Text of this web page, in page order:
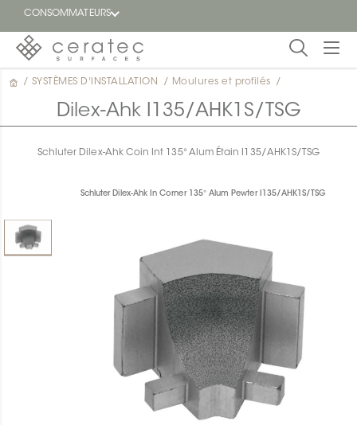
CONSOMMATEURS
En
vedette
un
/ SYSTÈMES D'INSTALLATION / Moulures et profilés /
Dilex-Ahk I135/AHK1S/TSG
Schluter Dilex-Ahk Coin Int 135° Alum Étain I135/AHK1S/TSG
Schluter Dilex-Ahk In Corner 135° Alum Pewter I135/AHK1S/TSG